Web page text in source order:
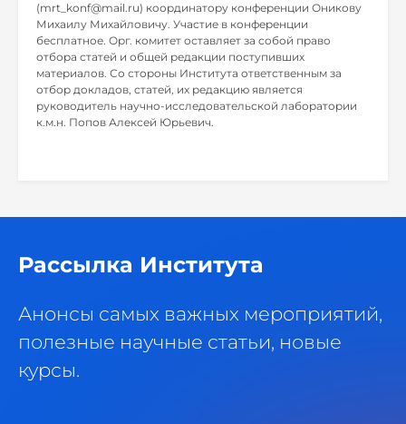
(mrt_konf@mail.ru) координатору конференции Оникову
Михаилу Михайловичу. Участие в конференции
бесплатное. Орг. комитет оставляет за собой право
отбора статей и общей редакции поступивших
материалов. Со стороны Института ответственным за
отбор докладов, статей, их редакцию является
руководитель научно-исследовательской лаборатории
к.м.н. Попов Алексей Юрьевич.
Рассылка Института
Анонсы самых важных мероприятий,
полезные научные статьи, новые
курсы.